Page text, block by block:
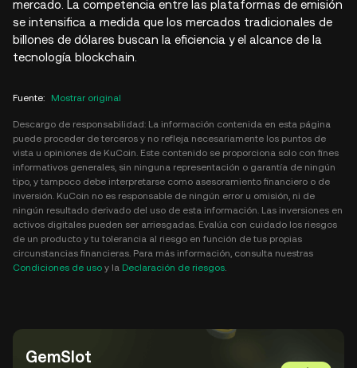
mercado. La competencia entre las plataformas de emisión
se intensifica a medida que los mercados tradicionales de
billones de dólares buscan la eficiencia y el alcance de la
tecnología blockchain.
Fuente: Mostrar original
Descargo de responsabilidad: La información contenida en esta página
puede proceder de terceros y no refleja necesariamente los puntos de
vista u opiniones de KuCoin. Este contenido se proporciona solo con fines
informativos generales, sin ninguna representación o garantía de ningún
tipo, y tampoco debe interpretarse como asesoramiento financiero o de
inversión. KuCoin no es responsable de ningún error u omisión, ni de
ningún resultado derivado del uso de esta información. Las inversiones en
activos digitales pueden ser arriesgadas. Evalúa con cuidado los riesgos
de un producto y tu tolerancia al riesgo en función de tus propias
circunstancias financieras. Para más información, consulta nuestras
Condiciones de uso y la Declaración de riesgos.
GemSlot